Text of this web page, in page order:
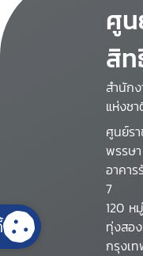
ศูน
สิ
สำนัก
แห่งชา
ศูนย์ร
พรรษ
อาคา
7
120 ห
ทุ่งสอ
กรุงเ